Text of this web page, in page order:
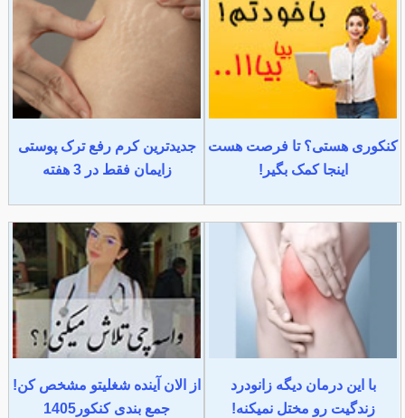
کنکوری هستی؟ تا فرصت هست
اینجا کمک بگیر!
جدیدترین کرم رفع ترک پوستی
زایمان فقط در 3 هفته
با این درمان دیگه زانودرد
زندگیت رو مختل نمیکنه!
از الان آینده شغلیتو مشخص کن!
جمع بندی کنکور1405